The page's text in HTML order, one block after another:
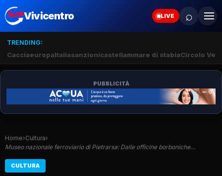
Vivicentro LIVE ⌕
TRENDING:
CacciaeuropaItaliasanzionicastellammare di stabiaCircolo
PUBBLICITÀ
Home›Cultura›
Museo nazionale ferroviario di Pietrarsa: Dalle officine borboniche…
CULTURA